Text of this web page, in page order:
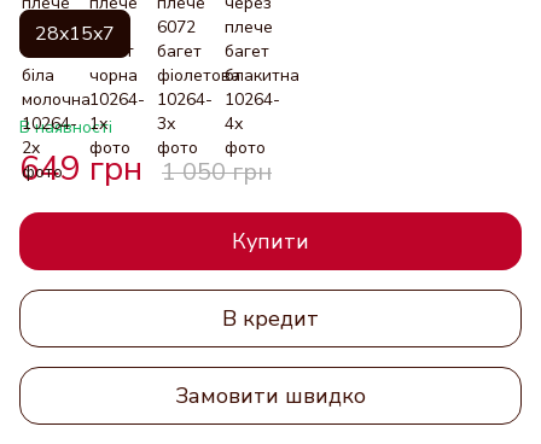
28x15x7
В наявності
649 грн 1 050 грн
Купити
В кредит
Замовити швидко